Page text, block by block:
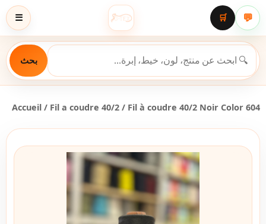
☰ 💬
🛒
بحث
Accueil / Fil a coudre 40/2 / Fil à coudre 40/2 Noir Color 604